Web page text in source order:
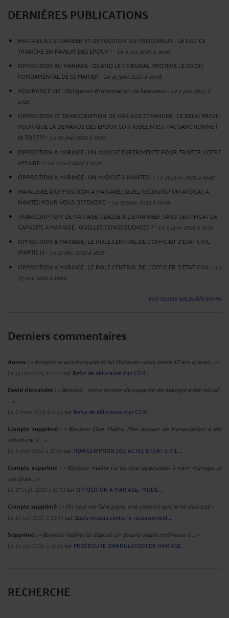
DERNIÈRES PUBLICATIONS
MARIAGE A L’ETRANGER ET OPPOSITION DU PROCUREUR : LA JUSTICE
TRANCHE EN FAVEUR DES EPOUX !- Le 9 oct. 2025 à 16:46
OPPOSITION AU MARIAGE : QUAND LE TRIBUNAL PROTEGE LE DROIT
FONDAMENTAL DE SE MARIER- Le 16 janv. 2025 à 14:08
ASSURANCE VIE : Obligation d'information de l'assureur- Le 9 juin 2023 à
17:26
OPPOSITION ET TRANSCRIPTION DE MARIAGE ETRANGER : LE DELAI PREVU
POUR QUE LA DEMANDE DES EPOUX SOIT JUGEE N’EST PAS SANCTIONNE !
(A TORT?!)- Le 10 mai 2023 à 19:50
OPPOSITION A MARIAGE : UN AVOCAT EXPERIMENTE POUR TRAITER VOTRE
AFFAIRE !- Le 7 avril 2023 à 19:21
OPPOSITION A MARIAGE : UN AVOCAT A NANTES !- Le 26 janv. 2023 à 14:42
MAINLEVEE D'OPPOSITION A MARIAGE : QUEL RECOURS? UN AVOCAT A
NANTES POUR VOUS DEFENDRE!- Le 13 janv. 2023 à 19:08
TRANSCRIPTION DE MARIAGE REALISE A L'ETRANGER SANS CERTIFICAT DE
CAPACITE A MARIAGE : QUELLES CONSEQUENCES ?- Le 6 janv. 2023 à 16:15
OPPOSITION A MARIAGE : LE ROLE CENTRAL DE L'OFFICIER D'ETAT CIVIL
(PARTIE II)- Le 22 déc. 2022 à 18:28
OPPOSITION A MARIAGE : LE ROLE CENTRAL DE L'OFFICIER D'ETAT CIVIL- Le
23 nov. 2022 à 19:00
Voir toutes ses publications
Derniers commentaires
Aurore :« Bonjour je suis française et lui Marocain nous avons 17 ans d écart ... »
Le 13 juin 2025 à 12:01 sur Refus de délivrance d’un CCM ...
David Alexandre : « Bonjour , notre dossier de capacité de mariage a été refusé .
... »
Le 5 mars 2025 à 11:43 sur Refus de délivrance d’un CCM ...
Compte supprimé : « Bonjour Cher Maître, Mon dossier de transcription a été
refusé car il ... »
Le 5 avril 2024 à 17:48 surTRANSCRIPTION DES ACTES D'ETAT CIVIL ...
Compte supprimé : « Bonjour maître j'ai eu une opposition à mon mariage, je
voudrais ... »
Le 27 sept. 2023 à 10:52sur OPPOSITION A MARIAGE : MODE ...
Compte supprimé :« On veut me faire payer une créance que je ne dois pas »
Le 24 juil. 2023 à 23:45 sur Quels recours contre le recouvrement ...
Supprimé :« Bonjour maître j'ai déposé un dossier marie mulhouse il ... »
Le 24 juil. 2023 à 16:43 sur PROCEDURE D'ANNULATION DE MARIAGE ...
RECHERCHE